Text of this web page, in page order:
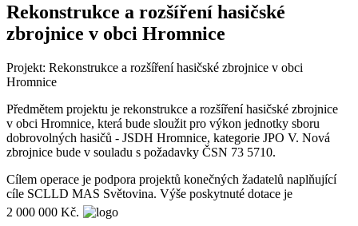
Rekonstrukce a rozšíření hasičské
zbrojnice v obci Hromnice
Projekt: Rekonstrukce a rozšíření hasičské zbrojnice v obci
Hromnice
Předmětem projektu je rekonstrukce a rozšíření hasičské zbrojnice
v obci Hromnice, která bude sloužit pro výkon jednotky sboru
dobrovolných hasičů - JSDH Hromnice, kategorie JPO V. Nová
zbrojnice bude v souladu s požadavky ČSN 73 5710.
Cílem operace je podpora projektů konečných žadatelů naplňující
cíle SCLLD MAS Světovina. Výše poskytnuté dotace je
2 000 000 Kč.